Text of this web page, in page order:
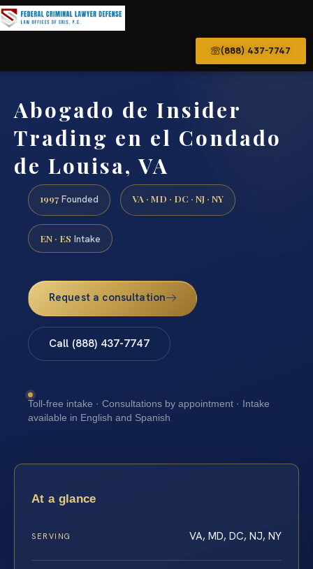
(888) 437-7747
Abogado de Insider
Trading en el Condado
de Louisa, VA
1997 Founded VA · MD · DC · NJ · NY
EN · ES Intake
Request a consultation
Call (888) 437-7747
Toll-free intake · Consultations by appointment · Intake
available in English and Spanish
At a glance
SERVING VA, MD, DC, NJ, NY